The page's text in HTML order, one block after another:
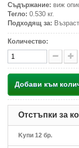
Съдържание: виж
Тегло: 0.530 кг.
Подходящ за:
Количество:
Добави към
Отстъпки за
Kупи 12 бр.